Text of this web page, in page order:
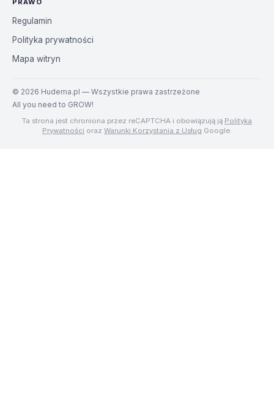
PRAWO
Regulamin
Polityka prywatności
Mapa witryn
© 2026 Hudema.pl — Wszystkie prawa zastrzeżone
All you need to GROW!
Ta strona jest chroniona przez reCAPTCHA i obowiązują ją Polityka
Prywatności oraz Warunki Korzystania z Usług Google.